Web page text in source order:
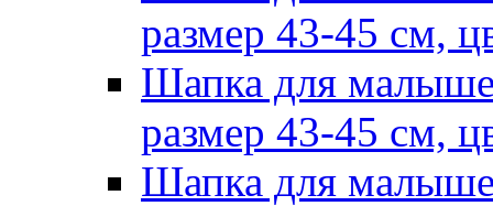
размер 43-45 см,
Шапка для
размер 43-45 см,
Шапка для